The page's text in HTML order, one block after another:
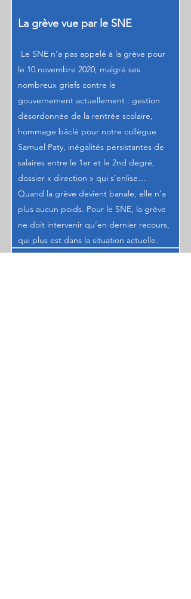
La grève vue par le SNE
Le SNE n’a pas appelé à la grève pour
le 10 novembre 2020, malgré ses
nombreux griefs contre le
gouvernement actuellement : gestion
désordonnée de la rentrée scolaire,
hommage bâclé pour notre collègue
Samuel Paty, inégalités persistantes de
salaires entre le 1er et le 2nd degré,
dossier « direction » qui s’enlise…
Quand la grève devient banale, elle n’a
plus aucun poids. Pour le SNE, la grève
ne doit intervenir qu’en dernier recours,
qui plus est dans la situation actuelle.